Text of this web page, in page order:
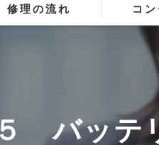
修理の流れ コ
バッテ